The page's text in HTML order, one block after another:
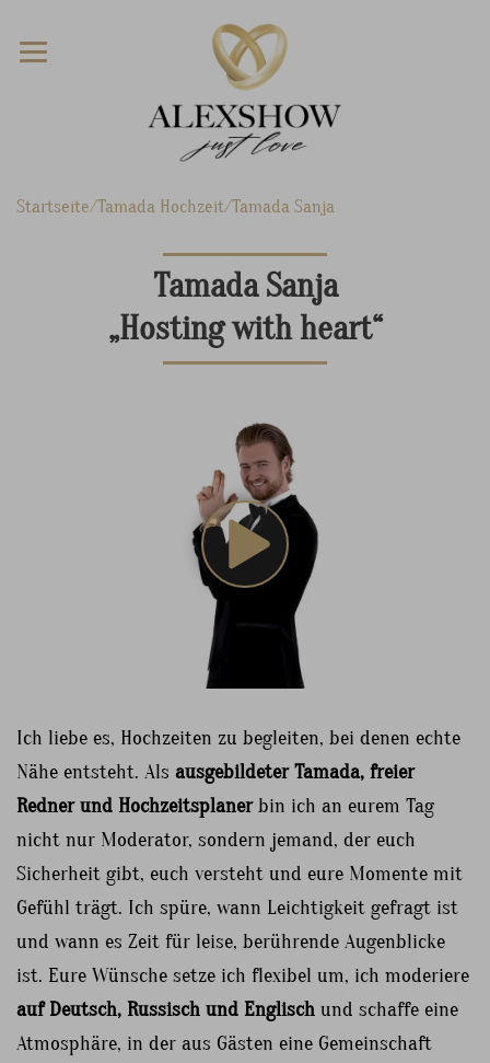
Startseite Tamada Hochzeit Tamada Sanja
Tamada Sanja
„Hosting with heart“
Ich liebe es, Hochzeiten zu begleiten, bei denen echte
Nähe entsteht. Als ausgebildeter Tamada, freier
Redner und Hochzeitsplanerbin ich an eurem Tag
nicht nur Moderator, sondern jemand, der euch
Sicherheit gibt, euch versteht und eure Momente mit
Gefühl trägt. Ich spüre, wann Leichtigkeit gefragt ist
und wann es Zeit für leise, berührende Augenblicke
ist. Eure Wünsche setze ich flexibel um, ich moderiere
auf Deutsch, Russisch und Englisch und schaffe eine
Atmosphäre, in der aus Gästen eine Gemeinschaft